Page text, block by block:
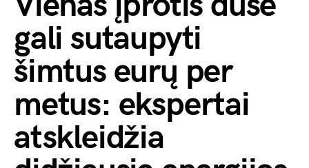
gali sutaupyti
šimtus eurų per
metus: ekspertai
atskleidžia